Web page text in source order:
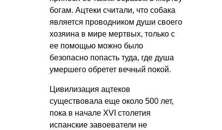
богам. Ацтеки считали, что собака
является проводником души своего
хозяина в мире мертвых, только с
ее помощью можно было
безопасно попасть туда, где душа
умершего обретет вечный покой.
Цивилизация ацтеков
существовала еще около 500 лет,
пока в начале XVI столетия
испанские завоеватели не